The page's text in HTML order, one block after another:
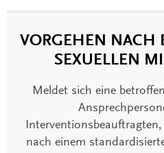
VORGEHEN NACH
SEXUELLEN
Meldet sich eine
nach einem